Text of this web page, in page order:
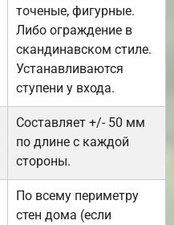
точеные, фигурные.
Либо ограждение в
скандинавском стиле.
Устанавливаются
ступени у входа.
Составляет +/- 50 мм
по длине с каждой
стороны.
По всему периметру
стен дома (если